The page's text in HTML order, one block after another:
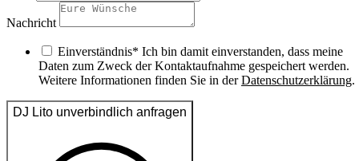
Nachricht
Einverständnis* Ich bin damit einverstanden, dass meine
Daten zum Zweck der Kontaktaufnahme gespeichert werden.
Weitere Informationen finden Sie in derDatenschutzerklärung.
DJ Lito unverbindlich anfragen